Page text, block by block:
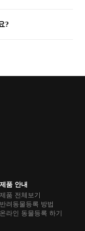
?
제품 안내
제품 전체보기
반려동물등록 방법
온라인 동물등록 하기